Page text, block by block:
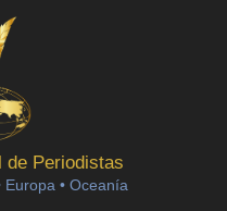
de Periodistas
Europa • Oceanía